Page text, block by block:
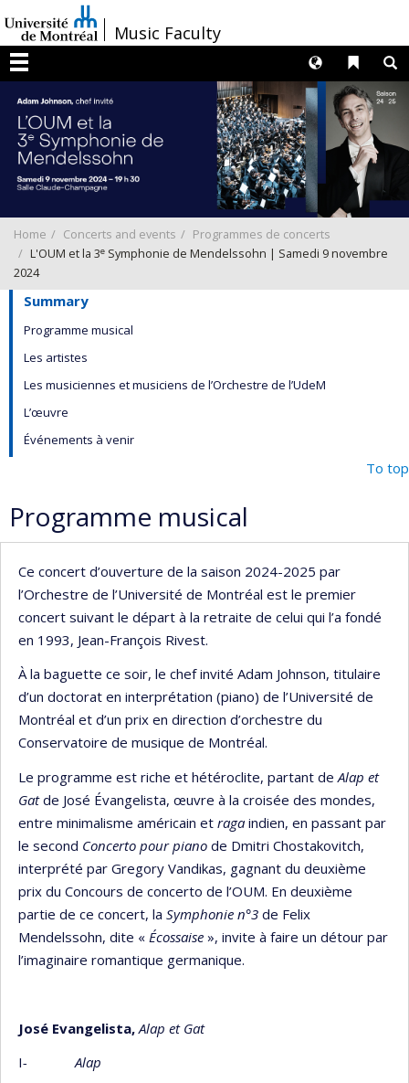
au
contenu
/Music Faculty
Menu
Liens
Langues
Home Concerts and events
Programmes de concerts
L'OUM et la 3e Symphonie de Mendelssohn | Samedi 9 novembre
2024
Summary
Programme musical
Les artistes
Les musiciennes et musiciens de l’Orchestre de l’UdeM
L’œuvre
Événements à venir
To top
Programme musical
Ce concert d’ouverture de la saison 2024-2025 par
l’Orchestre de l’Université de Montréal est le premier
concert suivant le départ à la retraite de celui qui l’a fondé
en 1993, Jean-François Rivest.
À la baguette ce soir, le chef invité Adam Johnson, titulaire
d’un doctorat en interprétation (piano) de l’Université de
Montréal et d’un prix en direction d’orchestre du
Conservatoire de musique de Montréal.
Le programme est riche et hétéroclite, partant de Alap et
Gatde José Évangelista, œuvre à la croisée des mondes,
entre minimalisme américain et raga indien, en passant par
le second Concerto pour piano de Dmitri Chostakovitch,
interprété par Gregory Vandikas, gagnant du deuxième
prix du Concours de concerto de l’OUM. En deuxième
partie de ce concert, la Symphonie n°3 de Felix
Mendelssohn, dite « Écossaise », invite à faire un détour par
l’imaginaire romantique germanique.
José Evangelista, Alap et Gat
I- Alap